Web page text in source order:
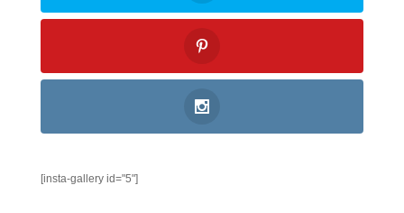
[insta-gallery id="5"]